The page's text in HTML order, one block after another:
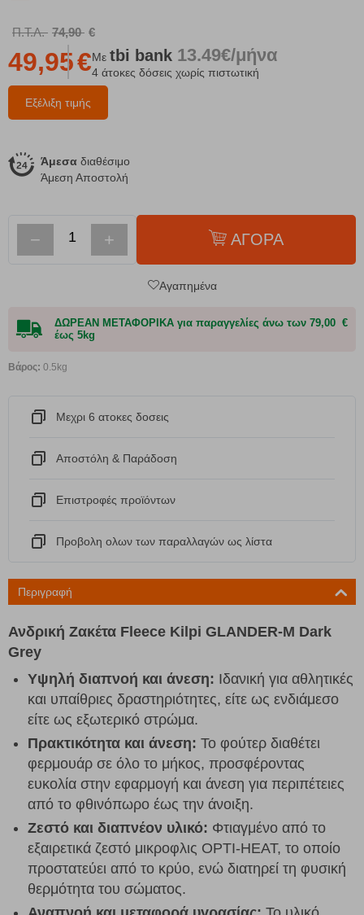
Π.Τ.Λ. 74,90 €
Εξέλιξη τιμής
49,95€Με tbi bank 13.49€/μήνα
4 άτοκες δόσεις χωρίς πιστωτική
Άμεσα διαθέσιμο
Άμεση Αποστολή
− + ΑΓΟΡΑ
Αγαπημένα
ΔΩΡΕΑΝ ΜΕΤΑΦΟΡΙΚΑ για παραγγελίες άνω των 79,00 €
έως 5kg
Βάρος: 0.5kg
Μεχρι 6 ατοκες δοσεις
Αποστόλη & Παράδοση
Eπιστροφές προϊόντων
Προβολη ολων των παραλλαγών ως λίστα
Περιγραφή
Ανδρική Ζακέτα Fleece Kilpi GLANDER-M Dark
Grey
Υψηλή διαπνοή και άνεση: Ιδανική για αθλητικές
και υπαίθριες δραστηριότητες, είτε ως ενδιάμεσο
είτε ως εξωτερικό στρώμα.
Πρακτικότητα και άνεση: Το φούτερ διαθέτει
φερμουάρ σε όλο το μήκος, προσφέροντας
ευκολία στην εφαρμογή και άνεση για περιπέτειες
από το φθινόπωρο έως την άνοιξη.
Ζεστό και διαπνέον υλικό: Φτιαγμένο από το
εξαιρετικά ζεστό μικροφλις OPTI-HEAT, το οποίο
προστατεύει από το κρύο, ενώ διατηρεί τη φυσική
θερμότητα του σώματος.